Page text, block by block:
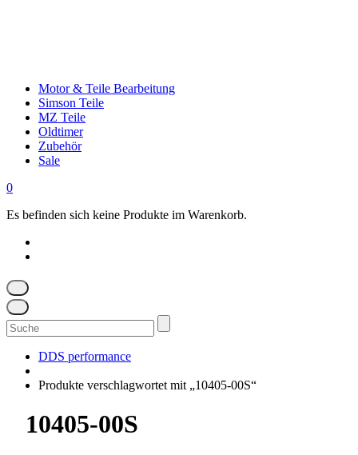
Motor & Teile Bearbeitung
Simson Teile
MZ Teile
Oldtimer
Zubehör
Sale
0
Es befinden sich keine Produkte im Warenkorb.
Suchen
nach:
DDS performance
Produkte verschlagwortet mit „10405-00S“
10405-00S